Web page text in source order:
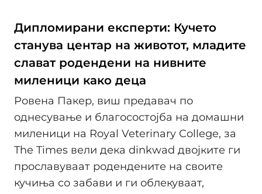
Дипломирани експерти: Кучето
станува центар на животот, младите
слават родендени на нивните
миленици како деца
Ровена Пакер, виш предавач по
однесување и благосостојба на домашни
миленици на Royal Veterinary College, за
The Times вели дека dinkwad двојките ги
прославуваат родендените на своите
кучиња со забави и ги облекуваат,